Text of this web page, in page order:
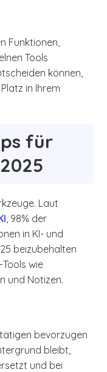
Funktionen,
Tools
können,
in Ihrem
für
Laut
, 98% der
in KI- und
beizubehalten
wie
und Notizen.
bevorzugen
bleibt,
und bei